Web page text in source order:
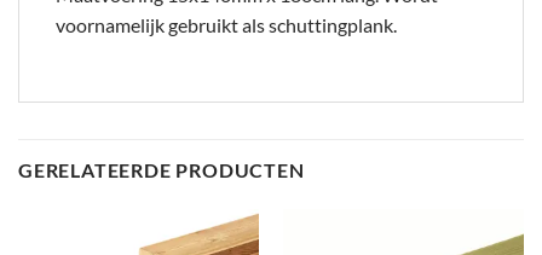
voornamelijk gebruikt als schuttingplank.
GERELATEERDE PRODUCTEN